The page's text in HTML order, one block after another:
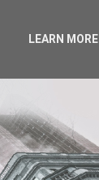
LEARN MORE